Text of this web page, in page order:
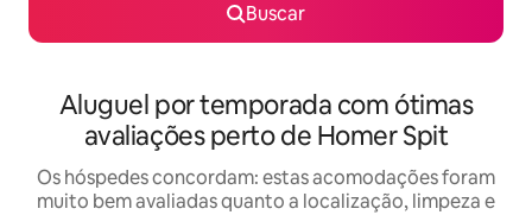
Buscar
Aluguel por temporada com ótimas
avaliações perto de Homer Spit
Os hóspedes concordam: estas acomodações foram
muito bem avaliadas quanto a localização, limpeza e